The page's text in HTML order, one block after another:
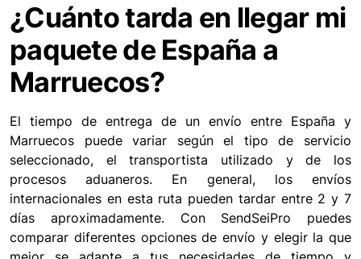
¿Cuánto tarda en llegar mi
paquete de España a
Marruecos?
El tiempo de entrega de un envío entre España y
Marruecos puede variar según el tipo de servicio
seleccionado, el transportista utilizado y de los
procesos aduaneros. En general, los envíos
internacionales en esta ruta pueden tardar entre 2 y 7
días aproximadamente. Con SendSeiPro puedes
comparar diferentes opciones de envío y elegir la que